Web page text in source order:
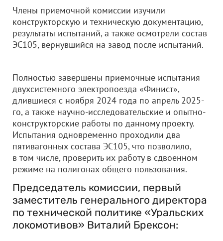
Члены приемочной комиссии изучили
конструкторскую и техническую документацию,
результаты испытаний, а также осмотрели состав
ЭС105, вернувшийся на завод после испытаний.
Полностью завершены приемочные испытания
двухсистемного электропоезда «Финист»,
длившиеся с ноября 2024 года по апрель 2025-
го, а также научно-исследовательские и опытно-
конструкторские работы по данному проекту.
Испытания одновременно проходили два
пятивагонных состава ЭС105, что позволило,
в том числе, проверить их работу в сдвоенном
режиме на полигонах общего пользования.
Председатель комиссии, первый
заместитель генерального директора
по технической политике «Уральских
локомотивов» Виталий Брексон: